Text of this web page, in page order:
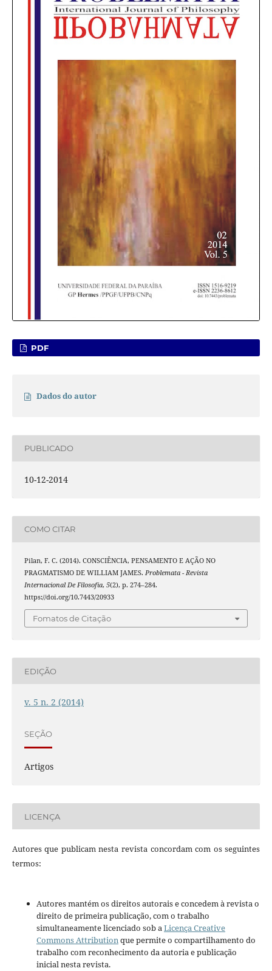
PDF
Dados do autor
PUBLICADO
10-12-2014
COMO CITAR
Pilan, F. C. (2014). CONSCIÊNCIA, PENSAMENTO E AÇÃO NO
PRAGMATISMO DE WILLIAM JAMES. Problemata - Revista
Internacional De Filosofia, 5(2), p. 274–284.
https://doi.org/10.7443/20933
Fomatos de Citação
EDIÇÃO
v. 5 n. 2 (2014)
SEÇÃO
Artigos
LICENÇA
Autores que publicam nesta revista concordam com os seguintes
termos:
Autores mantém os direitos autorais e concedem à revista o
direito de primeira publicação, com o trabalho
simultaneamente licenciado sob aLicença Creative
Commons Attributionque permite o compartilhamento do
trabalho com reconhecimento da autoria e publicação
inicial nesta revista.